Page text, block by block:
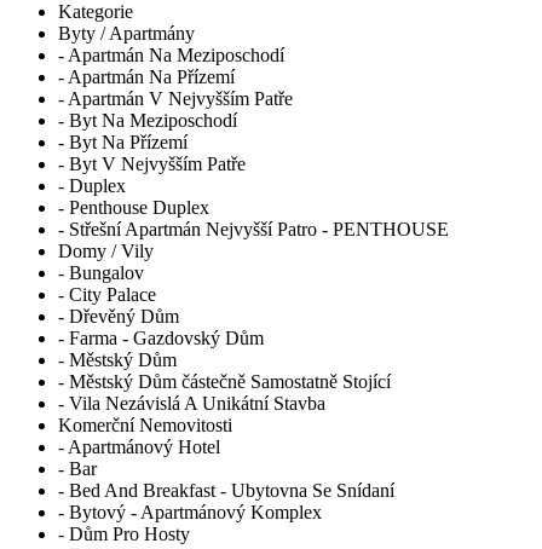
Kategorie
Byty / Apartmány
- Apartmán Na Meziposchodí
- Apartmán Na Přízemí
- Apartmán V Nejvyšším Patře
- Byt Na Meziposchodí
- Byt Na Přízemí
- Byt V Nejvyšším Patře
- Duplex
- Penthouse Duplex
- Střešní Apartmán Nejvyšší Patro - PENTHOUSE
Domy / Vily
- Bungalov
- City Palace
- Dřevěný Dům
- Farma - Gazdovský Dům
- Městský Dům
- Městský Dům částečně Samostatně Stojící
- Vila Nezávislá A Unikátní Stavba
Komerční Nemovitosti
- Apartmánový Hotel
- Bar
- Bed And Breakfast - Ubytovna Se Snídaní
- Bytový - Apartmánový Komplex
- Dům Pro Hosty